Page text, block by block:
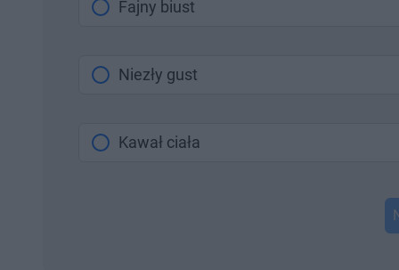
Fajny biust
Niezły gust
Kawał ciała